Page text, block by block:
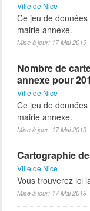
Ville de Nice
Ce jeu de
mairie annexe.
Mise à jour: 17 Mai 2019
Nombre de
annexe pour
Ville de Nice
Ce jeu de
mairie annexe.
Mise à jour: 17 Mai 2019
Cartographie
Ville de Nice
Vous trouverez ici
Mise à jour: 17 Mai 2019